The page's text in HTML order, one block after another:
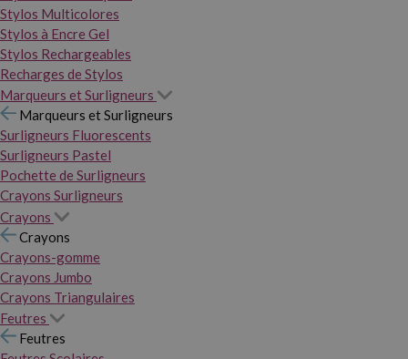
Stylos Multicolores
Stylos à Encre Gel
Stylos Rechargeables
Recharges de Stylos
Marqueurs et Surligneurs
Marqueurs et Surligneurs
Surligneurs Fluorescents
Surligneurs Pastel
Pochette de Surligneurs
Crayons Surligneurs
Crayons
Crayons
Crayons-gomme
Crayons Jumbo
Crayons Triangulaires
Feutres
Feutres